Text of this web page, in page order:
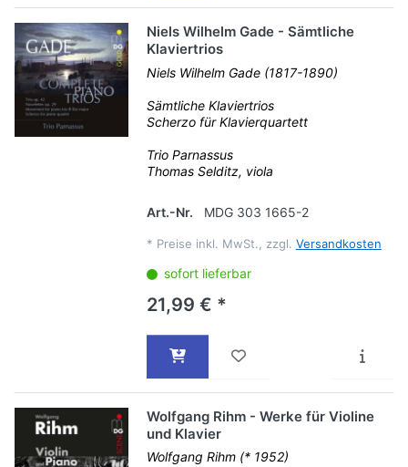
Niels Wilhelm Gade - Sämtliche
Klaviertrios
Niels Wilhelm Gade (1817-1890)
Sämtliche Klaviertrios
Scherzo für Klavierquartett
Trio Parnassus
Thomas Selditz, viola
Art.-Nr. MDG 303 1665-2
* Preise inkl. MwSt., zzgl. Versandkosten
sofort lieferbar
21,99 € *
Wolfgang Rihm - Werke für Violine
und Klavier
Wolfgang Rihm (* 1952)